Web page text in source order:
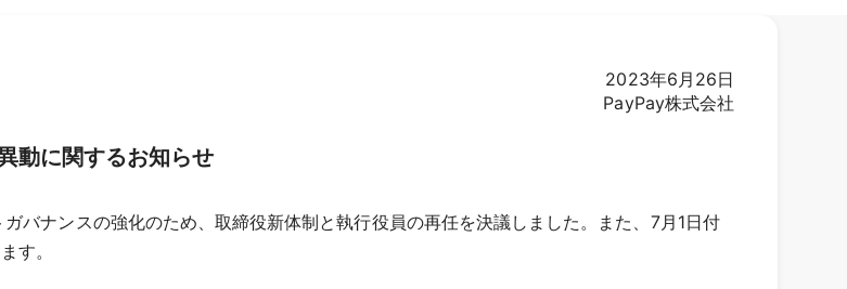
2023年6月26日
PayPay株式会社
動に関するお知らせ
ナンスの強化のため、取締役新体制と執行役員の再任を決議しました。また、7月1日付
す。